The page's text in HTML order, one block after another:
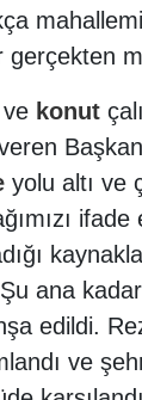
gerçekten
konut
yolu altı ve
ana
edildi.
ve